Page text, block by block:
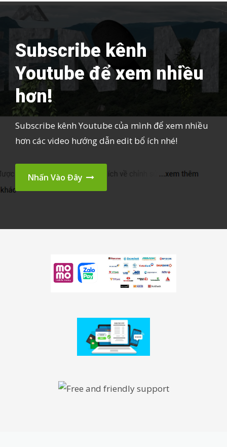
Subscribe kênh
Youtube để xem nhiều
hơn!
Subscribe kênh Youtube của mình để xem nhiều
hơn các video hướng dẫn edit bổ ích nhé!
Nhấn Vào Đây